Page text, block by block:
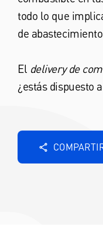
todo lo que
de
El delivery de
¿estás dispuesto